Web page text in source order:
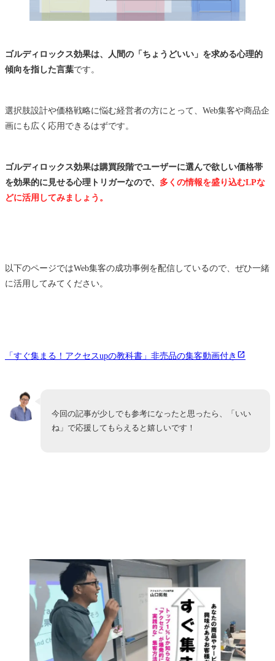
ゴルディロックス効果は、人間の「ちょうどいい」を求める心理的
傾向を指した言葉です。
選択肢設計や価格戦略に悩む経営者の方にとって、Web集客や商品企
画にも広く応用できるはずです。
ゴルディロックス効果は購買段階でユーザーに選んで欲しい価格帯
を効果的に見せる心理トリガーなので、 多くの情報を盛り込むLPな
どに活用してみましょう。
以下のページではWeb集客の成功事例を配信しているので、ぜひ一緒
に活用してみてください。
「すぐ集まる！アクセスupの教科書」非売品の集客動画付き
今回の記事が少しでも参考になったと思ったら、「いい
ね」で応援してもらえると嬉しいです！